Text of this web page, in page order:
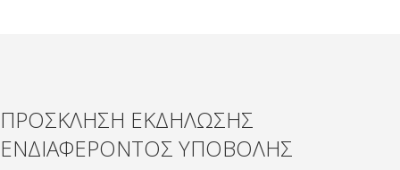
ΠΡΟΣΚΛΗΣΗ ΕΚΔΗΛΩΣΗΣ
ΕΝΔΙΑΦΕΡΟΝΤΟΣ ΥΠΟΒΟΛΗΣ